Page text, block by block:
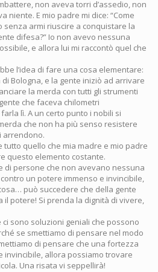
non aveva torri d’assedio, non
niente. E mio padre mi dice: “Come
senza armi riuscire a conquistare la
difesa?” Io non avevo nessuna
e allora lui mi raccontò quel che
l’idea di fare una cosa elementare:
Bologna, e la gente iniziò ad arrivare
la merda con tutti gli strumenti
che faceva chilometri
lì. A un certo punto i nobili si
che non ha più senso resistere
arrendono.
tutto quello che mia madre e mio padre
questo elemento costante.
di persone che non avevano nessuna
un potere immenso e invincibile,
può succedere che della gente
il potere! Si prenda la dignità di vivere,
sono soluzioni geniali che possono
se smettiamo di pensare nel modo
di pensare che una fortezza
invincibile, allora possiamo trovare
Una risata vi seppellirà!